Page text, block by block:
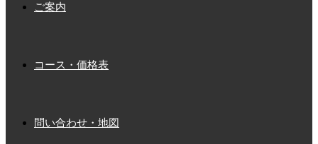
ご案内
コース・価格表
問い合わせ・地図